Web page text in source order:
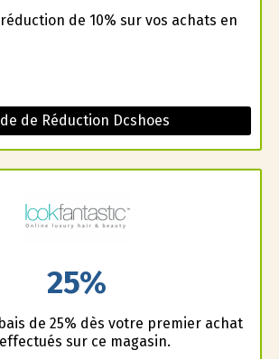
de 10% sur vos achats en
de Réduction Dcshoes
25%
de 25% dès votre premier achat
sur ce magasin.